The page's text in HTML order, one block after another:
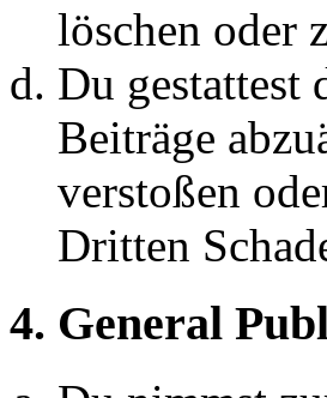
löschen oder
Du gestattest
Beiträge
verstoßen
Dritten
4. General